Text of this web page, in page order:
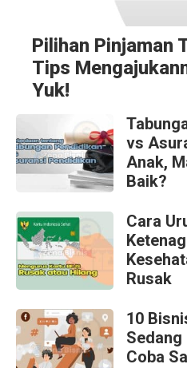
Pilihan Pinjaman
Tips
Yuk!
vs
Anak,
Baik?
Cara
Rusak
10
Sedang
Coba